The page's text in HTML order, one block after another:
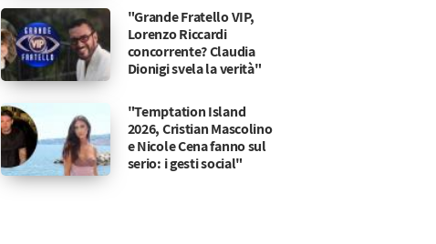
"Grande Fratello VIP,
Lorenzo Riccardi
concorrente? Claudia
Dionigi svela la verità"
"Temptation Island
2026, Cristian Mascolino
e Nicole Cena fanno sul
serio: i gesti social"